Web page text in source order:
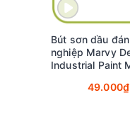
ĐẶC ĐIỂM
Ngòi Fine
Mực sơn
thường.
Bút sơn dầu
nghiệp Marvy
Industrial Paint
49.000₫